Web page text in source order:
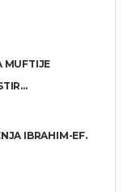
MUFTIJE
IBRAHIM-EF.